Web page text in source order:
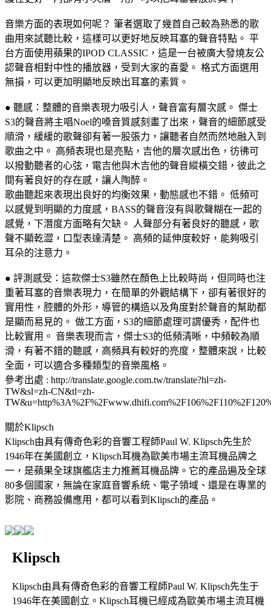
音樂方面的表現如何呢？ 筆者選取了幾首自己較為熟悉的歌
曲用來試聽比較，這樣可以更好地反映耳塞的聲音特點。 平
台方面使用蘋果的IPOD CLASSIC，這是一台被廣大發燒友公
認聲音相對中性的播放器，受到大家的喜愛。 格式方面選用
無損，可以更加明顯地反映出耳塞的素質。
● 聽感：整體的音樂表現力吸引人，聲音富有層次感。 傑士
S3的聲音將主唱Noel的嗓音質感刻畫了出來，聲音的細節感受
順滑，緩緩的歌聲卻有著一股張力，讓聽者自然而然地融入到
歌曲之中。 高頻表現也是亮點，吉他的層次感出色，彷彿可
以撥動聽者的心弦，電吉他與木吉他的聲音縱橫交錯，彼此之
間有著良好的存在​​感，讓人陶醉。
歌曲聽起來表現出良好的均衡效果，動態感也不錯。 低頻可
以感覺到明顯的力度感，BASS的聲音沒有與歌聲糊在一起的
感覺，下潛度方面略有欠缺。 人聲部分有著良好的聽感，歌
聲不顯乾澀，口型表達清楚。 高頻的延伸度較好，能夠吸引
耳朵的注意力。
● 評測感受：這款傑士S3雖然在顏色上比較時尚，但同時也注
重著耳塞的音樂表現力，在簡單的外觀結構下，卻有著很好的
實用性，腔體的外形，導管的構造以及角度對於聲音的幫助都
是顯而易見的。 做工方面，S3的細節處理可謂優秀，配件也
比較實用。 音樂表現而言，傑士S3的低頻清晰，中頻較為順
滑，有著不錯的聽感，高頻具有較好的亮度，整體來說，比較
全面，可以適合多種類型的音樂風格。
參考出處 : http://translate.google.com.tw/translate?hl=zh-
TW&sl=zh-CN&tl=zh-
關於Klipsch
Klipsch由具有傳奇色彩的音響工程師Paul W. Klipsch先生於
1946年在美國創立，Klipsch耳機為歐美市場主流耳機品牌之
一，是蘋果全球旗艦店主力推薦耳機品牌。它的產品遍及全球
80多個國家，無論在家庭音響系統、電子領域、還是在專業的
影院、商務設備應用，都可以看到Klipsch的產品。
Klipsch
Klipsch由具有傳奇色彩的音響工程師Paul W. Klipsch先生于
1946年在美國創立。Klipsch耳機已經成為歐美市場主流耳機